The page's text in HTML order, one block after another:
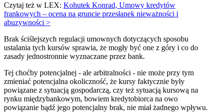
Czytaj też w LEX: Kohutek Konrad, Umowy kredytów
frankowych – ocena na gruncie przesłanek nieważności i
abuzywności >
Brak ściślejszych regulacji umownych dotyczących sposobu
ustalania tych kursów sprawia, że mogły być one z góry i co do
zasady jednostronnie wyznaczane przez bank.
Tej choćby potencjalnej - ale arbitralności - nie może przy tym
zmieniać potencjalna okoliczność, że kursy faktycznie były
powiązane z sytuacją gospodarczą, czy też sytuacją kursową na
rynku międzybankowym, bowiem kredytobiorca na owo
powiązanie bądź jego potencjalny brak, nie miał żadnego wpływu.